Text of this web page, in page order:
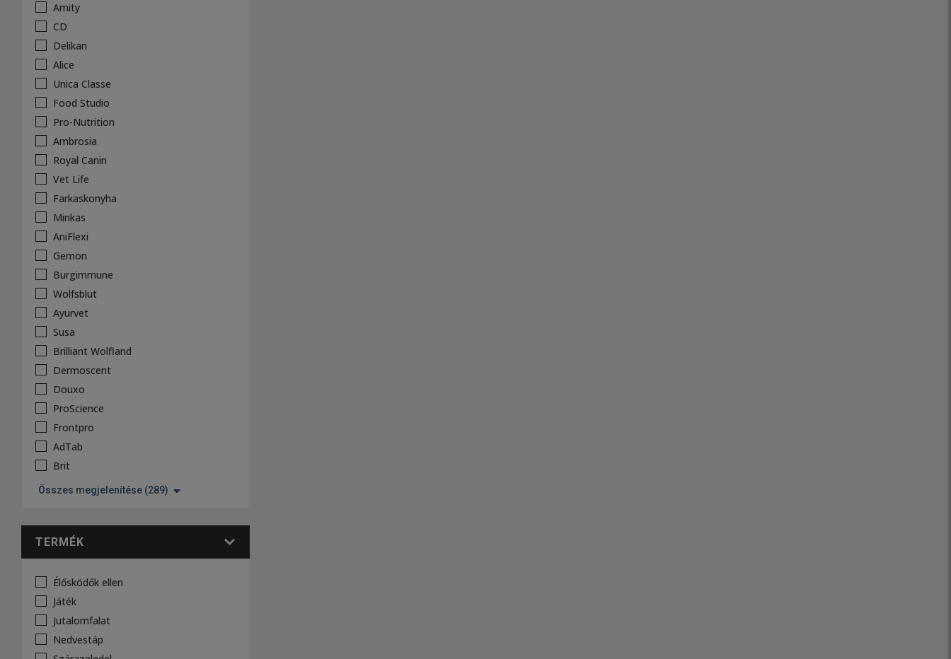
Amity
CD
Delikan
Alice
Unica Classe
Food Studio
Pro-Nutrition
Ambrosia
Royal Canin
Vet Life
Farkaskonyha
Minkas
AniFlexi
Gemon
Burgimmune
Wolfsblut
Ayurvet
Susa
Brilliant Wolfland
Dermoscent
Douxo
ProScience
Frontpro
AdTab
Brit
Összes megjelenítése (289)
TERMÉK
Élősködők ellen
Játék
Jutalomfalat
Nedvestáp